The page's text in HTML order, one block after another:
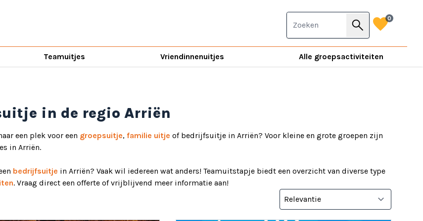
Teamuitjes Vriendinnenuitjes Alle groepsactiviteiten
search favorite0
in de regio Arriën
een plek voor een groepsuitje, familie uitje of bedrijfsuitje in Arriën? Voor kleine en grote groepen zijn
in Arriën.
bedrijfsuitje in Arriën? Vaak wil iedereen wat anders! Teamuitstapje biedt een overzicht van diverse type
. Vraag direct een offerte of vrijblijvend meer informatie aan!